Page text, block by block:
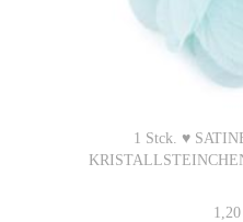
1 Stck. ♥